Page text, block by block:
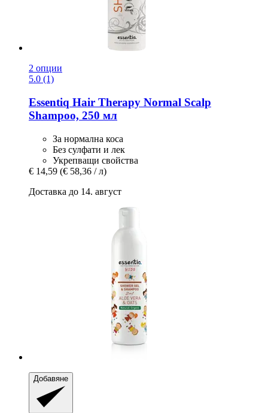
2 опции
5.0 (1)
Essentiq Hair Therapy Normal Scalp
Shampoo, 250 мл
За нормална коса
Без сулфати и лек
Укрепващи свойства
€ 14,59 (€ 58,36 / л)
Доставка до 14. август
Добавяне